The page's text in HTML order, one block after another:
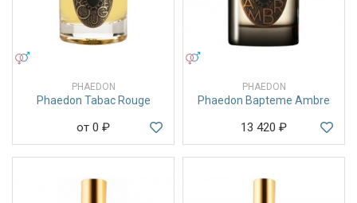
PHAEDON
Phaedon Tabac Rouge
от 0 ₽
PHAEDON
Phaedon Bapteme Ambre
13 420 ₽